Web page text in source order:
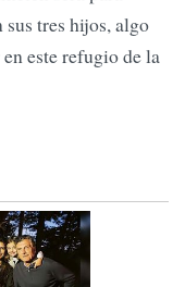
tres hijos, algo
este refugio de la